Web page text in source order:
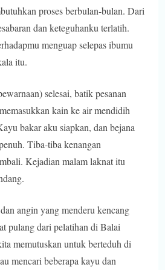
proses berbulan-bulan. Dari
dan keteguhanku terlatih.
menguap selepas ibumu
itu.
selesai, batik pesanan
kain ke air mendidih
bakar aku siapkan, dan bejana
Tiba-tiba kenangan
Kejadian malam laknat itu
angin yang menderu kencang
pulang dari pelatihan di Balai
memutuskan untuk berteduh di
mencari beberapa kayu dan